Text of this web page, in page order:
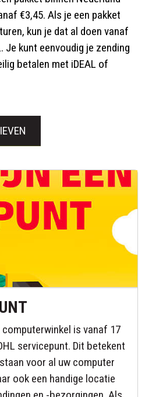
€3,45. Als je een pakket
kun je dat al doen vanaf
Je kunt eenvoudig je zending
betalen met iDEAL of
computerwinkel is vanaf 17
servicepunt. Dit betekent
voor al uw computer
ook een handige locatie